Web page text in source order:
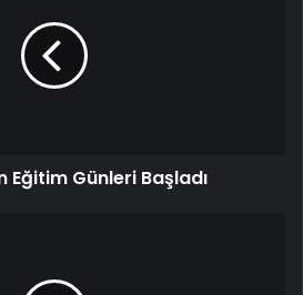
Eğitim Günleri Başladı